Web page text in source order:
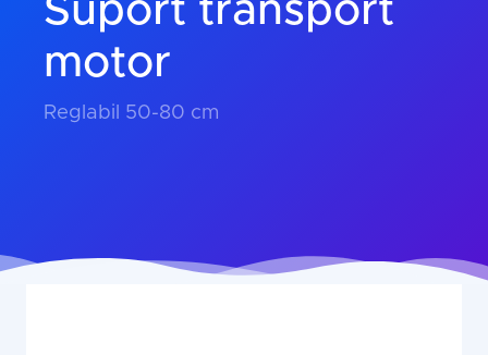
Suport transport
motor
Reglabil 50-80 cm